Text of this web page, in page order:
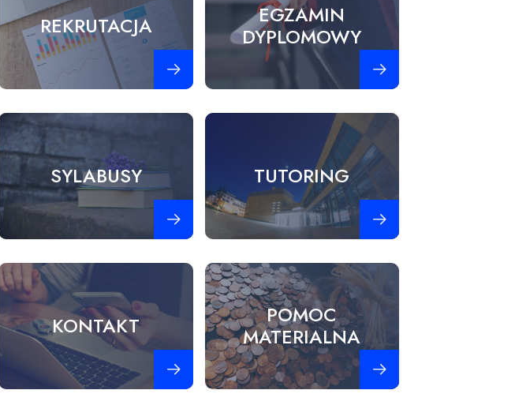
REKRUTACJA
EGZAMIN
DYPLOMOWY
SYLABUSY
Zobacz więcej
TUTORING
Zobacz więcej
KONTAKT
Zobacz więcej
POMOC
MATERIALNA
Zobacz więcej